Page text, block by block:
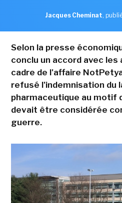
Jacques Cheminat,
Selon la presse
conclu un accord avec les
cadre de l'affaire
refusé l'indemnisation du
pharmaceutique au motif
devait être considérée
guerre.